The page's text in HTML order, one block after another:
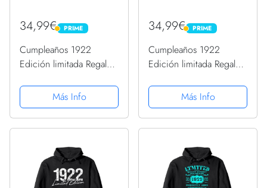
34,99€ PRIME
PRIME
Cumpleaños 1922
Edición limitada Regalo
Sudadera con Capucha
Más Info
34,99€ PRIME
PRIME
Cumpleaños 1922
Edición limitada Regalo
Sudadera con Capucha
Más Info